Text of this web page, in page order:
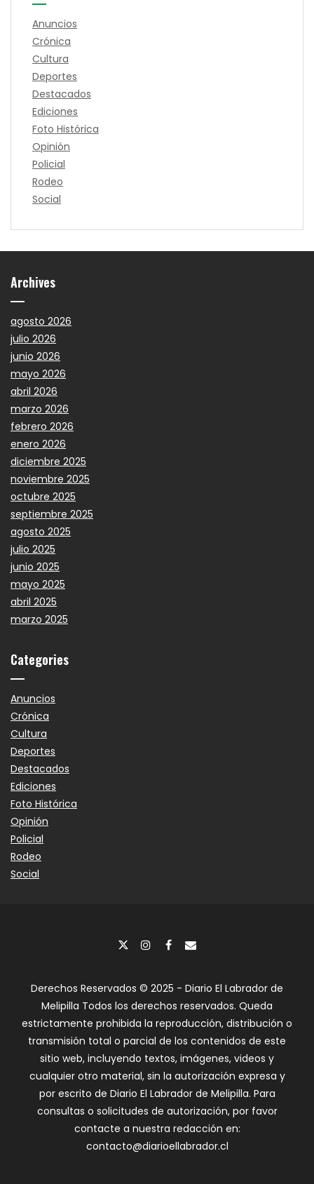
Anuncios
Crónica
Cultura
Deportes
Destacados
Ediciones
Foto Histórica
Opinión
Policial
Rodeo
Social
Archives
agosto 2026
julio 2026
junio 2026
mayo 2026
abril 2026
marzo 2026
febrero 2026
enero 2026
diciembre 2025
noviembre 2025
octubre 2025
septiembre 2025
agosto 2025
julio 2025
junio 2025
mayo 2025
abril 2025
marzo 2025
Categories
Anuncios
Crónica
Cultura
Deportes
Destacados
Ediciones
Foto Histórica
Opinión
Policial
Rodeo
Social
Derechos Reservados © 2025 - Diario El Labrador de
Melipilla Todos los derechos reservados. Queda
estrictamente prohibida la reproducción, distribución o
transmisión total o parcial de los contenidos de este
sitio web, incluyendo textos, imágenes, videos y
cualquier otro material, sin la autorización expresa y
por escrito de Diario El Labrador de Melipilla. Para
consultas o solicitudes de autorización, por favor
contacte a nuestra redacción en:
contacto@diarioellabrador.cl